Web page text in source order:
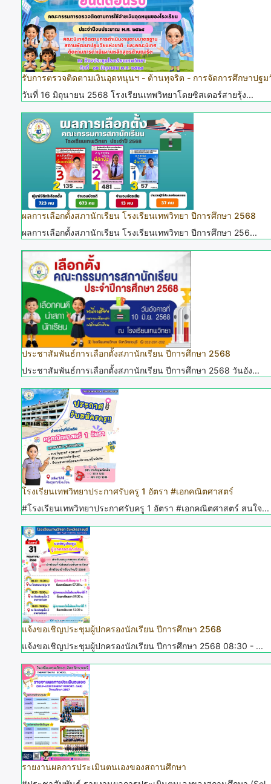
รับการตรวจติดตามเงินอุดหนุนฯ - ต้านทุจริต - การจัดการศึกษาปฐม
วันที่ 16 มิถุนายน 2568 โรงเรียนเทพวิทยาโดยซิสเตอร์สายรุ้ง...
ผลการเลือกตั้งสภานักเรียน โรงเรียนเทพวิทยา ปีการศึกษา 2568
ผลการเลือกตั้งสภานักเรียน โรงเรียนเทพวิทยา ปีการศึกษา 256...
ประชาสัมพันธ์การเลือกตั้งสภานักเรียน ปีการศึกษา 2568
ประชาสัมพันธ์การเลือกตั้งสภานักเรียน ปีการศึกษา 2568 วันอัง...
โรงเรียนเทพวิทยาประกาศรับครู 1 อัตรา #เอกคณิตศาสตร์
#โรงเรียนเทพวิทยาประกาศรับครู 1 อัตรา #เอกคณิตศาสตร์ สนใจ...
แจ้งขอเชิญประชุมผู้ปกครองนักเรียน ปีการศึกษา 2568
แจ้งขอเชิญประชุมผู้ปกครองนักเรียน ปีการศึกษา 2568 08:30 - ...
รายงานผลการประเมินตนเองของสถานศึกษา